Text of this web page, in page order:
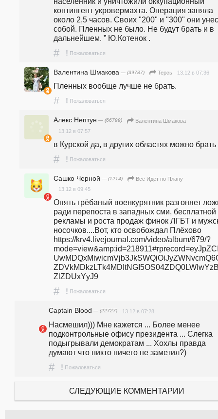
контингент укровермахта. Операция заняла
около 2,5 часов. Своих "200" и "300" они
собой. Пленных не было. Не будут брать и в
дальнейшем. ” Ю.Котенок .
# ! Пожаловаться
Валентина Шмакова — (39787) Терсь 13.12 в 07:36
Пленных вообще лучше не брать.
# ! Пожаловаться
Алекс Нептун — (66799)
Валентина Шмакова
13.12 в 07:57
в Курской да, в других областях можно брать
# ! Пожаловаться
Сашко Черной — (1214)
Всё Идет по Плану
13.12 в 09:45
Опять грёбаный военкурятник разгоняет
ради перепоста в западных сми, бесплатной
рекламы и роста продаж финок ЛГБТ и
носочков....Вот, кто освобождал Плëхово
https://krv4.livejournal.com/video/album/679/?
ZlZDUxYyJ9
# ! Пожаловаться
Captain Blood — (22727) 13.12 в 07:28
Насмешил))) Мне кажется ... Более менее
подконтрольные офису президента ... Слегка
подыгрывали демократам ... Хохлы правда
думают что никто ничего не заметил?)
# ! Пожаловаться
СЛЕДУЮЩИЕ КОММЕНТАРИИ